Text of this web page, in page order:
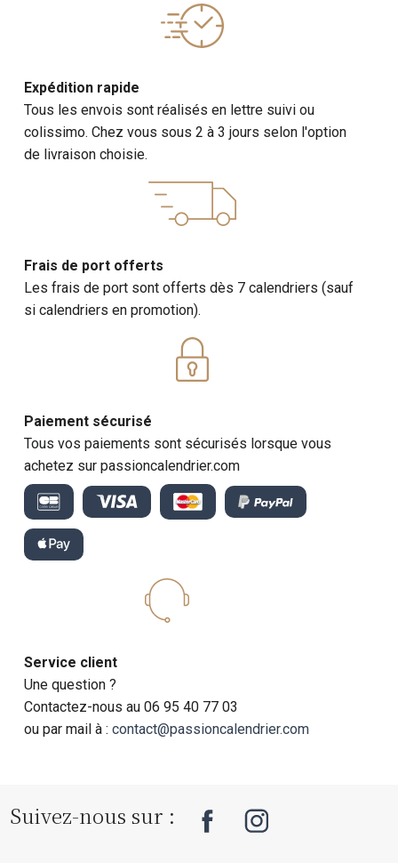
Expédition rapide
Tous les envois sont réalisés en lettre suivi ou
colissimo. Chez vous sous 2 à 3 jours selon l'option
de livraison choisie.
Frais de port offerts
Les frais de port sont offerts dès 7 calendriers (sauf
si calendriers en promotion).
Paiement sécurisé
Tous vos paiements sont sécurisés lorsque vous
achetez sur passioncalendrier.com
Service client
Une question ?
Contactez-nous au 06 95 40 77 03
ou par mail à :contact@passioncalendrier.com
Suivez-nous sur :